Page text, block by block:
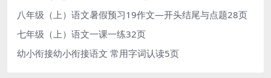
八年级（上）语文暑假预习19作文—开头结尾与点题28页
七年级（上）语文一课一练32页
幼小衔接幼小衔接语文 常用字词认读5页